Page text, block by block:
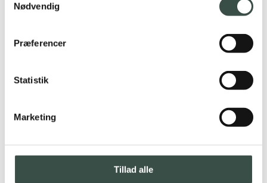
Nødvendig
Præferencer
Statistik
Marketing
Tillad alle
Zullen we samenwerken aan je volgende project?